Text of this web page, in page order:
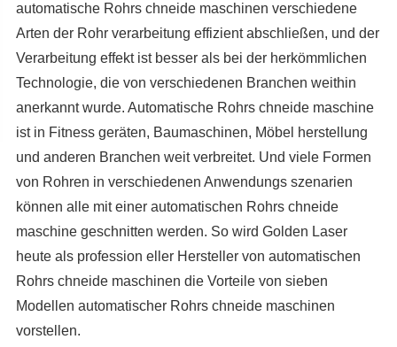
automatische Rohrs chneide maschinen verschiedene
Arten der Rohr verarbeitung effizient abschließen, und der
Verarbeitung effekt ist besser als bei der herkömmlichen
Technologie, die von verschiedenen Branchen weithin
anerkannt wurde. Automatische Rohrs chneide maschine
ist in Fitness geräten, Baumaschinen, Möbel herstellung
und anderen Branchen weit verbreitet. Und viele Formen
von Rohren in verschiedenen Anwendungs szenarien
können alle mit einer automatischen Rohrs chneide
maschine geschnitten werden. So wird Golden Laser
heute als profession eller Hersteller von automatischen
Rohrs chneide maschinen die Vorteile von sieben
Modellen automatischer Rohrs chneide maschinen
vorstellen.